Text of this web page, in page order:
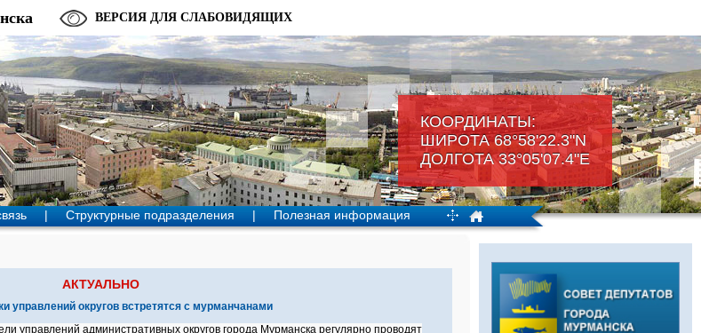
КООРДИНАТЫ:
ШИРОТА 68°58'22.3"N
ДОЛГОТА 33°05'07.4"Е
ВЕРСИЯ ДЛЯ СЛАБОВИДЯЩИХ
| Структурные подразделения | Полезная информация
АКТУАЛЬНО
управлений округов встретятся с мурманчанами
управлений административных округов города Мурманска регулярно проводят